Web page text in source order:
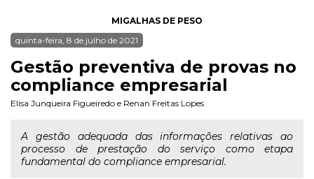
MIGALHAS DE PESO
quinta-feira, 8 de julho de 2021
Gestão preventiva de provas no
compliance empresarial
Elisa Junqueira Figueiredo e Renan Freitas Lopes
A gestão adequada das informações relativas ao
processo de prestação do serviço como etapa
fundamental do compliance empresarial.